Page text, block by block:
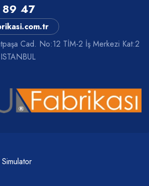
89 47
Cad. No:12 TİM-2 İş Merkezi Kat:2